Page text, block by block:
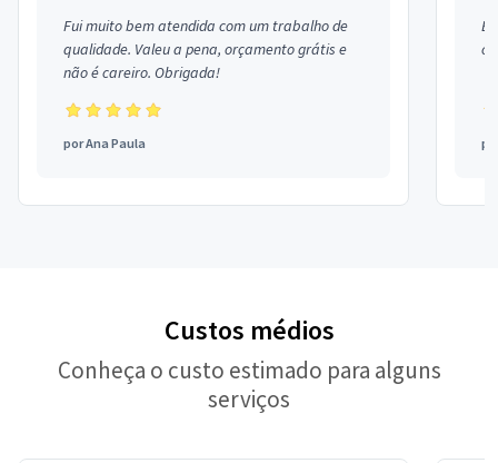
Fui muito bem atendida com um trabalho de
qualidade. Valeu a pena, orçamento grátis e
não é careiro. Obrigada!
porAna Paula
Custos médios
Conheça o custo estimado para alguns
serviços